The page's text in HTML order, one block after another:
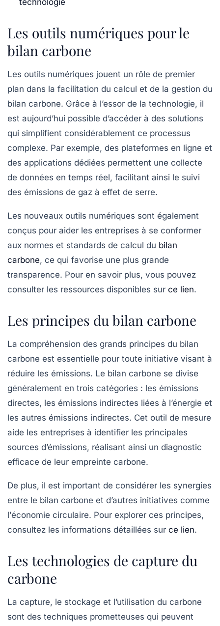
technologie
Les outils numériques pour le
bilan carbone
Les outils numériques jouent un rôle de premier
plan dans la facilitation du calcul et de la gestion du
bilan carbone. Grâce à l’essor de la technologie, il
est aujourd’hui possible d’accéder à des solutions
qui simplifient considérablement ce processus
complexe. Par exemple, des plateformes en ligne et
des applications dédiées permettent une collecte
de données en temps réel, facilitant ainsi le suivi
des émissions de gaz à effet de serre.
Les nouveaux outils numériques sont également
conçus pour aider les entreprises à se conformer
aux normes et standards de calcul du bilan
carbone, ce qui favorise une plus grande
transparence. Pour en savoir plus, vous pouvez
consulter les ressources disponibles sur ce lien.
Les principes du bilan carbone
La compréhension des grands principes du bilan
carbone est essentielle pour toute initiative visant à
réduire les émissions. Le bilan carbone se divise
généralement en trois catégories : les émissions
directes, les émissions indirectes liées à l’énergie et
les autres émissions indirectes. Cet outil de mesure
aide les entreprises à identifier les principales
sources d’émissions, réalisant ainsi un diagnostic
efficace de leur empreinte carbone.
De plus, il est important de considérer les synergies
entre le bilan carbone et d’autres initiatives comme
l’économie circulaire. Pour explorer ces principes,
consultez les informations détaillées sur ce lien.
Les technologies de capture du
carbone
La capture, le stockage et l’utilisation du carbone
sont des techniques prometteuses qui peuvent